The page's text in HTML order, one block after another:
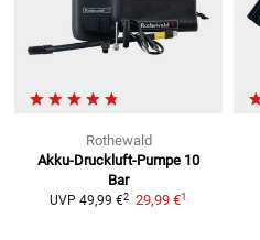
Rothewald
Akku-Druckluft-Pumpe 10
Bar
UVP 49,99 €2 29,99 €1